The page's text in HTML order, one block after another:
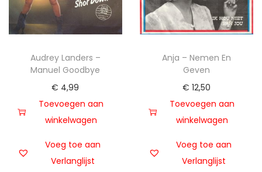
Audrey Landers –
Manuel Goodbye
€ 4,99
Toevoegen aan
winkelwagen
Voeg toe aan
Verlanglijst
Anja – Nemen En
Geven
€ 12,50
Toevoegen aan
winkelwagen
Voeg toe aan
Verlanglijst